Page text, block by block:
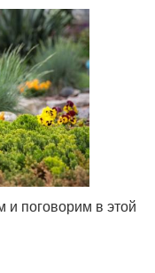
и поговорим в этой